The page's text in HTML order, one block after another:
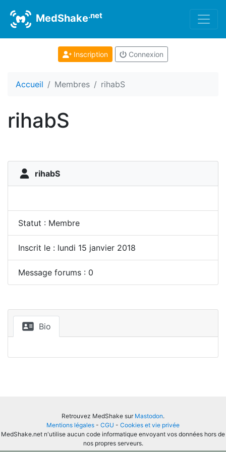
MedShake.net
Inscription Connexion
Accueil Membres rihabS
rihabS
rihabS
Statut : Membre
Inscrit le : lundi 15 janvier 2018
Message forums : 0
Bio
Retrouvez MedShake sur Mastodon.
Mentions légales - CGU - Cookies et vie privée
MedShake.net n'utilise aucun code informatique envoyant vos données hors de
nos propres serveurs.